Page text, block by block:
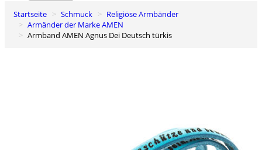
0
Warenkorb
Startseite Schmuck
Religiöse Armbänder
Armänder der Marke AMEN
Armband AMEN Agnus Dei Deutsch türkis